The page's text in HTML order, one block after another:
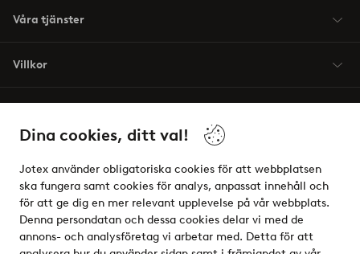
Dina cookies, ditt val!
Jotex använder obligatoriska cookies för att webbplatsen
ska fungera samt cookies för analys, anpassat innehåll och
för att ge dig en mer relevant upplevelse på vår webbplats.
Denna persondatan och dessa cookies delar vi med de
annons- och analysföretag vi arbetar med. Detta för att
Våra tjänster
Villkor
Säkra betalningar - Betala direkt eller dela upp
Vill du veta mer om våra betalalternativ?